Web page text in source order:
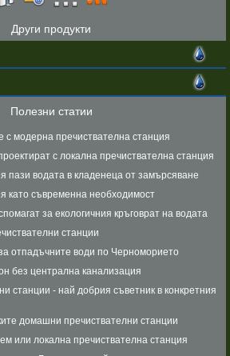
Други продукти
Полезни статии
с модерна пречиствателна станция
с локална пречиствателна станция
пази водата в кладенеца от замърсяване
като съвременна необходимост
за екологичния кръговрат на водата
станции
отпадъчните води по Черноморието
без централна канализация
станции - най добрия съветник в конкретния
домашни пречиствателни станции
или локална пречиствателна станция